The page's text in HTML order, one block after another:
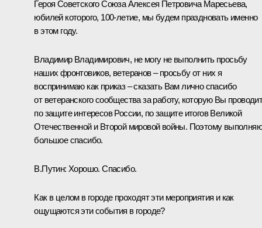
Героя Советского Союза Алексея Петровича Маресьева,
юбилей которого, 100-летие, мы будем праздновать именно
в этом году.
Владимир Владимирович, не могу не выполнить просьбу
наших фронтовиков, ветеранов – просьбу от них я
воспринимаю как приказ – сказать Вам лично спасибо
от ветеранского сообщества за работу, которую Вы
по защите интересов России, по защите итогов Великой
Отечественной и Второй мировой войны. Поэтому
большое спасибо.
В.Путин: Хорошо. Спасибо.
Как в целом в городе проходят эти мероприятия и как
ощущаются эти события в городе?